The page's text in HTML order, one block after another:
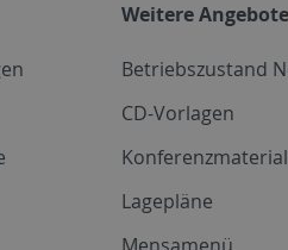
Weitere Angebote
Betriebszustand
CD-Vorlagen
Lagepläne